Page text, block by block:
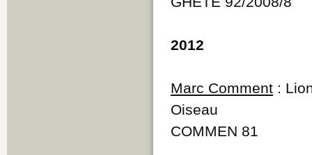
2012
Marc Comment :
Oiseau
COMMEN 81